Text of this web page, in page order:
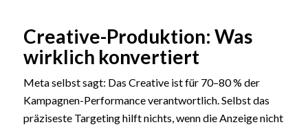
Creative-Produktion: Was
wirklich konvertiert
Meta selbst sagt: Das Creative ist für 70–80 % der
Kampagnen-Performance verantwortlich. Selbst das
präziseste Targeting hilft nichts, wenn die Anzeige nicht